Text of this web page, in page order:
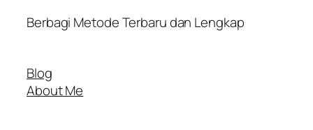
Berbagi Metode Terbaru dan Lengkap
Blog
About Me